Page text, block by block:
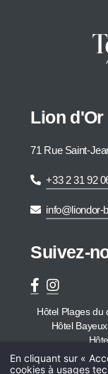
Lion
71 Rue Saint-
+33 2 31 92
info@liondor-
Suivez-
Hôtel Plages du
Hôtel
En cliquant sur «
cookies à usages